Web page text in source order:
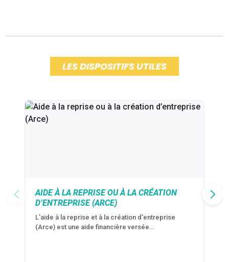
LES DISPOSITIFS UTILES
AIDE À LA REPRISE OU À LA CRÉATION
D’ENTREPRISE (ARCE)
L'aide à la reprise et à la création d'entreprise
(Arce) est une aide financière versée…